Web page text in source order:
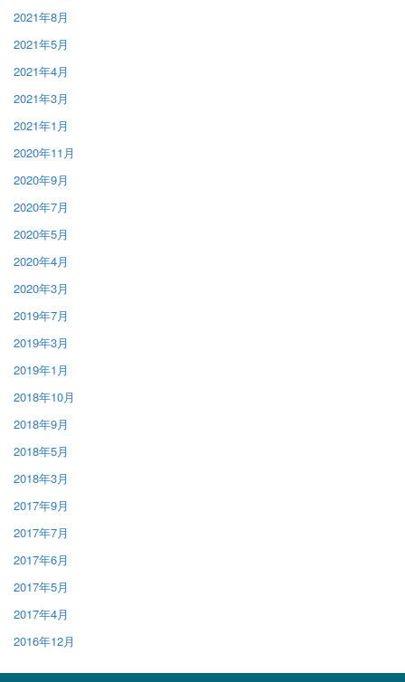
2021年8月
2021年5月
2021年4月
2021年3月
2021年1月
2020年11月
2020年9月
2020年7月
2020年5月
2020年4月
2020年3月
2019年7月
2019年3月
2019年1月
2018年10月
2018年9月
2018年5月
2018年3月
2017年9月
2017年7月
2017年6月
2017年5月
2017年4月
2016年12月